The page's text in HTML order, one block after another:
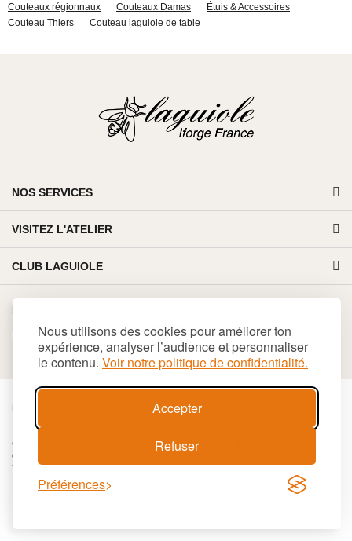
Nous utilisons des cookies pour améliorer ton
expérience, analyser l’audience et personnaliser
le contenu. Voir notre politique de confidentialité.
Accepter
Refuser
Préférences
Couteaux régionnaux
Couteaux Damas
Étuis & Accessoires
Couteau Thiers
Couteau laguiole de table
NOS SERVICES
VISITEZ L'ATELIER
CLUB LAGUIOLE
Cookies Conditions générales de vente
© 2026 LAGUIOLE Iforge BP 10 - 63550 PALLADUC SIREN 944 105 808 00017 - Code
APE 284 A